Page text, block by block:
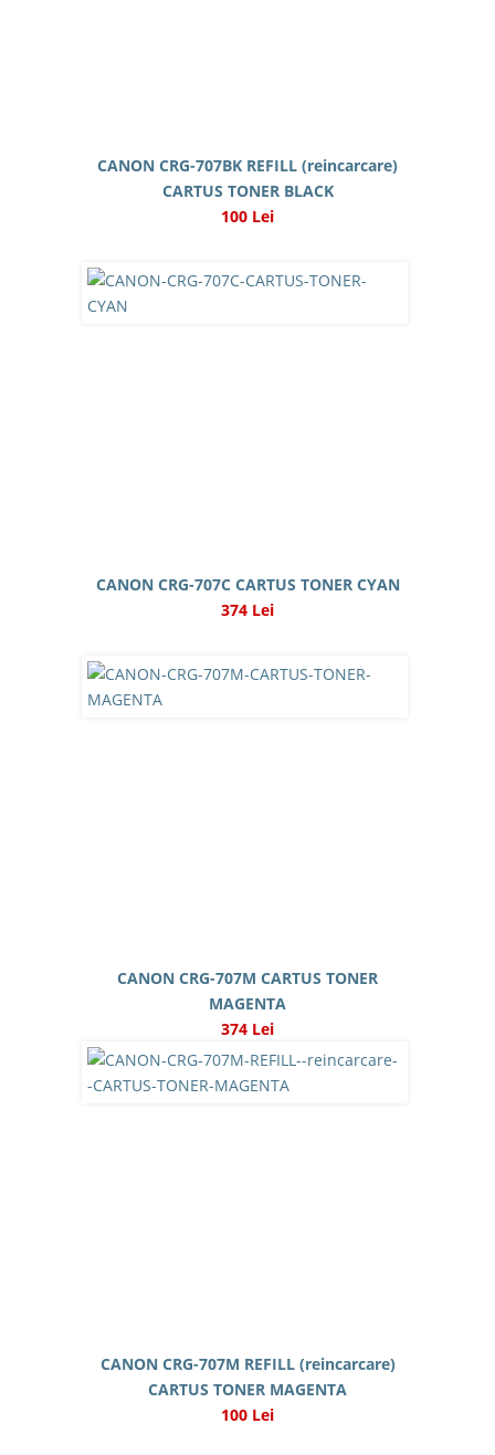
CANON CRG-707BK REFILL (reincarcare)
CARTUS TONER BLACK
100 Lei
CANON CRG-707C CARTUS TONER CYAN
374 Lei
CANON CRG-707M CARTUS TONER
MAGENTA
374 Lei
CANON CRG-707M REFILL (reincarcare)
CARTUS TONER MAGENTA
100 Lei